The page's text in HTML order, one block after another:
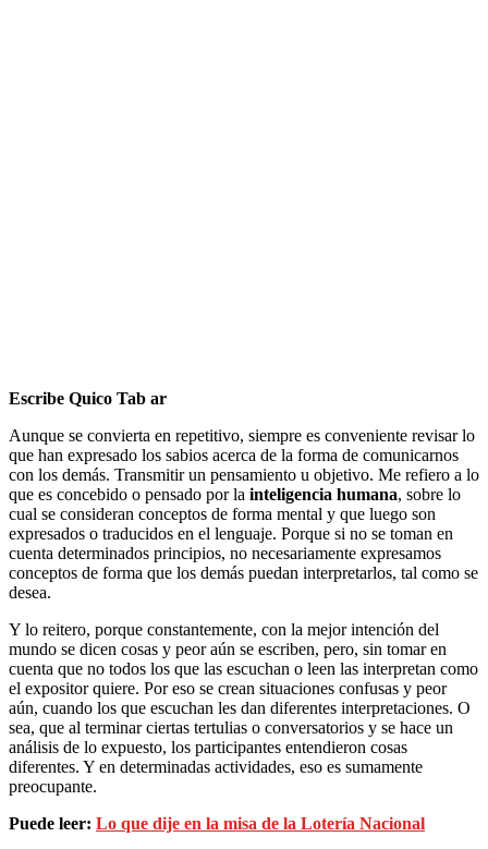
Escribe Quico Tab ar
Aunque se convierta en repetitivo, siempre es conveniente revisar lo
que han expresado los sabios acerca de la forma de comunicarnos
con los demás. Transmitir un pensamiento u objetivo. Me refiero a lo
que es concebido o pensado por la inteligencia humana, sobre lo
cual se consideran conceptos de forma mental y que luego son
expresados o traducidos en el lenguaje. Porque si no se toman en
cuenta determinados principios, no necesariamente expresamos
conceptos de forma que los demás puedan interpretarlos, tal como se
desea.
Y lo reitero, porque constantemente, con la mejor intención del
mundo se dicen cosas y peor aún se escriben, pero, sin tomar en
cuenta que no todos los que las escuchan o leen las interpretan como
el expositor quiere. Por eso se crean situaciones confusas y peor
aún, cuando los que escuchan les dan diferentes interpretaciones. O
sea, que al terminar ciertas tertulias o conversatorios y se hace un
análisis de lo expuesto, los participantes entendieron cosas
diferentes. Y en determinadas actividades, eso es sumamente
preocupante.
Puede leer: Lo que dije en la misa de la Lotería Nacional